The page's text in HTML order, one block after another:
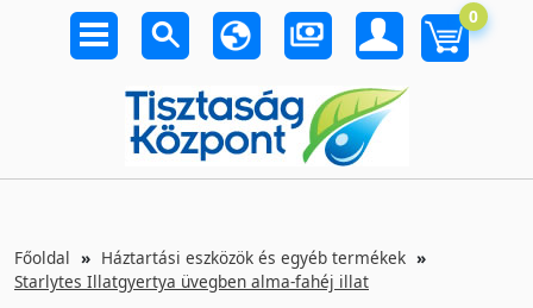
0
Főoldal
Háztartási eszközök és egyéb termékek
Starlytes Illatgyertya üvegben alma-fahéj illat